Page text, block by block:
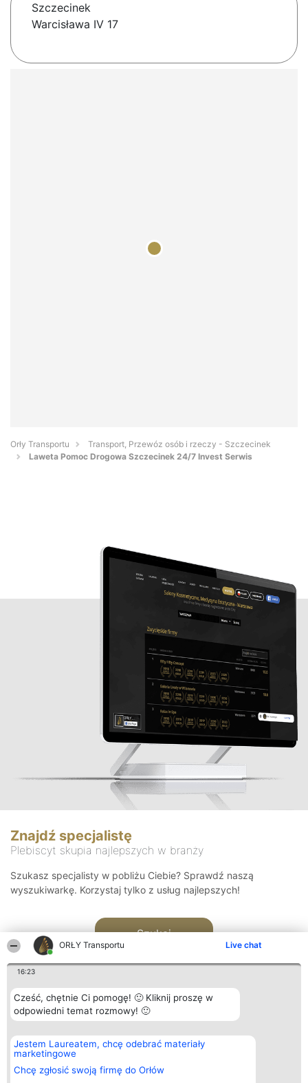
ORŁY Transportu Live chat
16:23
Cześć, chętnie Ci pomogę! 🙂 Kliknij proszę w
odpowiedni temat rozmowy! 🙂
Jestem Laureatem, chcę odebrać materiały
marketingowe
Chcę zgłosić swoją firmę do Orłów
Szczecinek
Warcisława IV 17
Orły Transportu
Transport, Przewóz osób i rzeczy - Szczecinek
Laweta Pomoc Drogowa Szczecinek 24/7 Invest Serwis
Znajdź specjalistę
Plebiscyt skupia najlepszych w branży
Szukasz specjalisty w pobliżu Ciebie? Sprawdź naszą
wyszukiwarkę. Korzystaj tylko z usług najlepszych!
Szukaj
Organizator plebiscytu
Bright Side Solutions sp. z o.
o. sp. k.
ul. Ruska 22
Wrocław 50-079
Plebiscyt
Laureaci
wszystkich
Laureatów
Kontakt
Kontakt